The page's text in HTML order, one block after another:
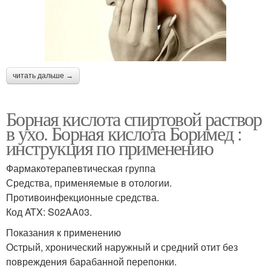
читать дальше →
Борная кислота спиртовой раствор
в ухо. Борная кислота Боримед :
инструкция по применению
Фармакотерапевтическая группа
Средства, применяемые в отологии.
Противоинфекционные средства.
Код ATX: S02AA03.
Показания к применению
Острый, хронический наружный и средний отит без
повреждения барабанной перепонки.